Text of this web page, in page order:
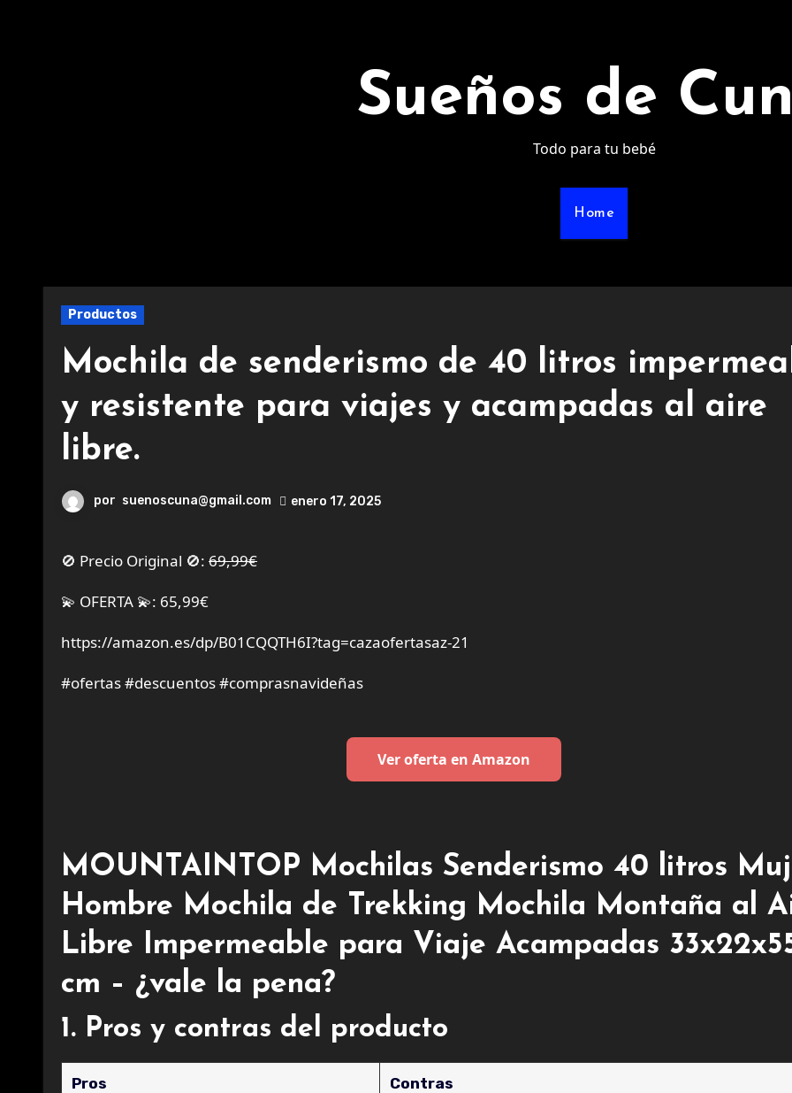
Sueños de
Todo para tu bebé
Home
Productos
Mochila de senderismo de 40 litros
y resistente para viajes y acampadas al aire
libre.
por suenoscuna@gmail.com enero 17, 2025
🚫 Precio Original 🚫: 69,99€
💫 OFERTA 💫: 65,99€
https://amazon.es/dp/B01CQQTH6I?tag=cazaofertasaz-21
#ofertas #descuentos #comprasnavideñas
Ver oferta en Amazon
MOUNTAINTOP Mochilas Senderismo 40 litros
Hombre Mochila de Trekking Mochila Montaña al
Libre Impermeable para Viaje Acampadas
cm – ¿vale la pena?
1. Pros y contras del producto
Pros Contras